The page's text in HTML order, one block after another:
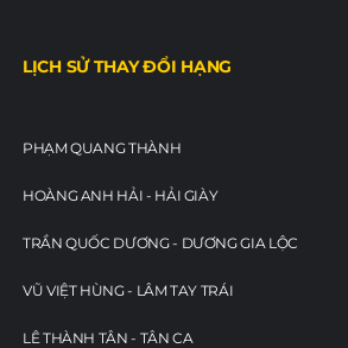
LỊCH SỬ THAY ĐỔI HẠNG
PHẠM QUANG THÀNH
HOÀNG ANH HẢI - HẢI GIÀY
TRẦN QUỐC DƯƠNG - DƯƠNG GIA LỘC
VŨ VIỆT HÙNG - LÂM TAY TRÁI
LÊ THÀNH TÂN - TÂN CA